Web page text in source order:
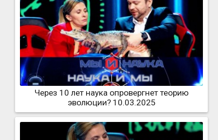
Через 10 лет наука опровергнет теорию
эволюции? 10.03.2025